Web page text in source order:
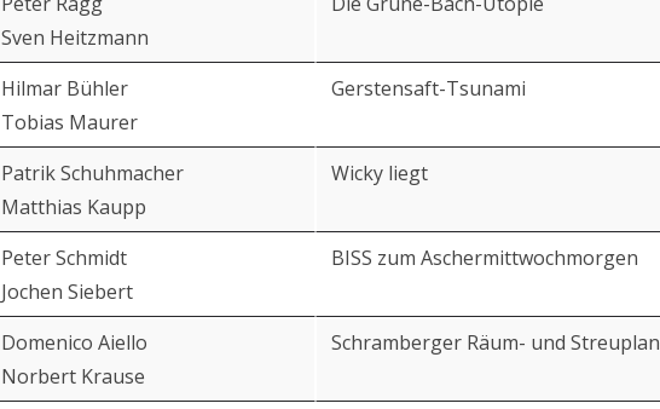
Sven Heitzmann
Hilmar Bühler
Tobias Maurer
Gerstensaft-Tsunami
Patrik Schuhmacher
Matthias Kaupp
Wicky liegt
Peter Schmidt
Jochen Siebert
BISS zum Aschermittwochmorgen
Domenico Aiello
Norbert Krause
Schramberger Räum- und Streuplan